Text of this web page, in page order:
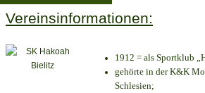
Vereinsinformationen:
1912 = als Sportklub
gehörte in der K&K
Schlesien;